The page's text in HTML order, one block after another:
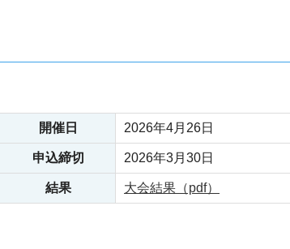
開催日 2026年4月26日
申込締切 2026年3月30日
結果 大会結果（pdf）